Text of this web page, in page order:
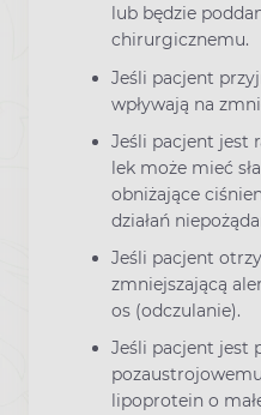
lub będzie
chirurgicznemu.
Jeśli pacjent
wpływają na
Jeśli pacjent jest
lek może mieć
obniżające
działań
Jeśli pacjent
zmniejszającą
os (odczulanie).
Jeśli pacjent jest
lipoprotein o